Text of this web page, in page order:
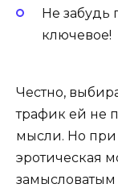
Не забудь
ключевое!
Честно,
трафик ей не
мысли. Но
эротическая